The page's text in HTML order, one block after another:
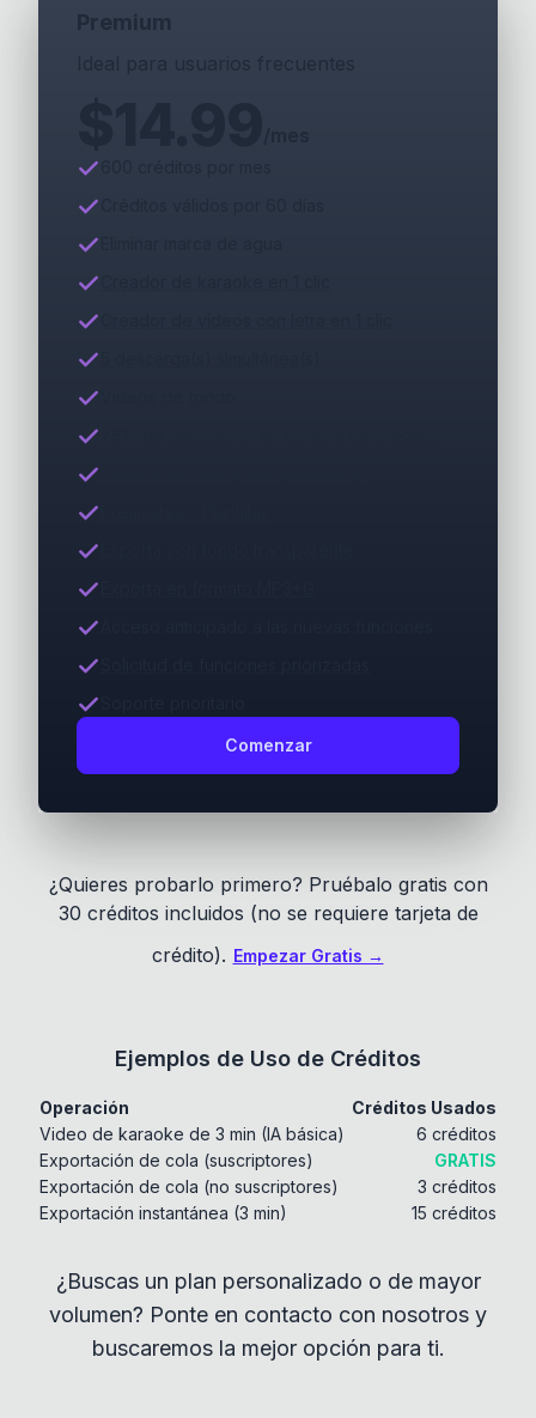
Premium
Comenzar
¿Quieres probarlo primero? Pruébalo gratis con
30 créditos incluidos (no se requiere tarjeta de
crédito). Empezar Gratis →
Ejemplos de Uso de Créditos
Operación
Créditos Usados
Video de karaoke de 3 min (IA básica)
6 créditos
Exportación de cola (suscriptores)
GRATIS
Exportación de cola (no suscriptores)
3 créditos
Exportación instantánea (3 min)
15 créditos
¿Buscas un plan personalizado o de mayor
volumen? Ponte en contacto con nosotros y
buscaremos la mejor opción para ti.